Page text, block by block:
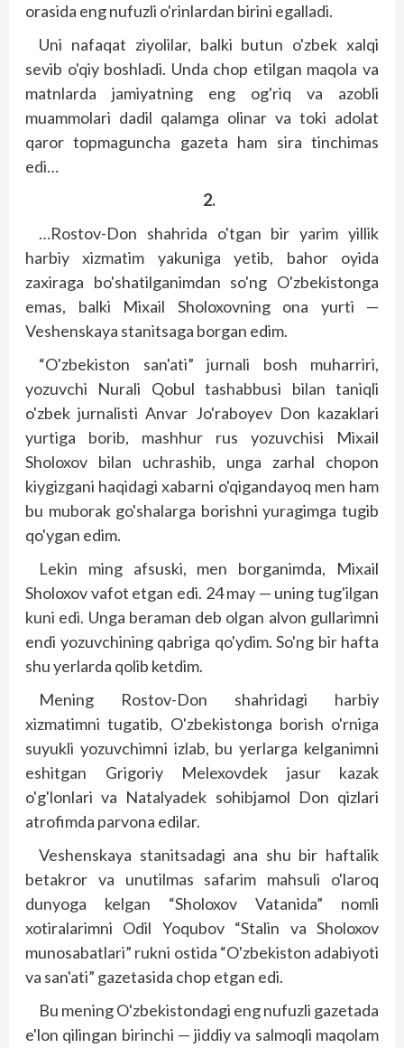
orasida eng nufuzli o'rinlardan birini egalladi.
Uni nafaqat ziyolilar, balki butun o'zbek xalqi
sevib o'qiy boshladi. Unda chop etilgan maqola va
matnlarda jamiyatning eng og'riq va azobli
muammolari dadil qalamga olinar va toki adolat
qaror topmaguncha gazeta ham sira tinchimas
edi…
2.
…Rostov-Don shahrida o'tgan bir yarim yillik
harbiy xizmatim yakuniga yetib, bahor oyida
zaxiraga bo'shatilganimdan so'ng O'zbekistonga
emas, balki Mixail Sholoxovning ona yurti —
Veshenskaya stanitsaga borgan edim.
“O'zbekiston san'ati” jurnali bosh muharriri,
yozuvchi Nurali Qobul tashabbusi bilan taniqli
o'zbek jurnalisti Anvar Jo'raboyev Don kazaklari
yurtiga borib, mashhur rus yozuvchisi Mixail
Sholoxov bilan uchrashib, unga zarhal chopon
kiygizgani haqidagi xabarni o'qigandayoq men ham
bu muborak go'shalarga borishni yuragimga tugib
qo'ygan edim.
Lekin ming afsuski, men borganimda, Mixail
Sholoxov vafot etgan edi. 24 may — uning tug'ilgan
kuni edi. Unga beraman deb olgan alvon gullarimni
endi yozuvchining qabriga qo'ydim. So'ng bir hafta
shu yerlarda qolib ketdim.
Mening Rostov-Don shahridagi harbiy
xizmatimni tugatib, O'zbekistonga borish o'rniga
suyukli yozuvchimni izlab, bu yerlarga kelganimni
eshitgan Grigoriy Melexovdek jasur kazak
o'g'lonlari va Natalyadek sohibjamol Don qizlari
atrofimda parvona edilar.
Veshenskaya stanitsadagi ana shu bir haftalik
betakror va unutilmas safarim mahsuli o'laroq
dunyoga kelgan “Sholoxov Vatanida” nomli
xotiralarimni Odil Yoqubov “Stalin va Sholoxov
munosabatlari” rukni ostida “O'zbekiston adabiyoti
va san'ati” gazetasida chop etgan edi.
Bu mening O'zbekistondagi eng nufuzli gazetada
e'lon qilingan birinchi — jiddiy va salmoqli maqolam